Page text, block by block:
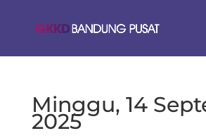
Minggu, 14
2025